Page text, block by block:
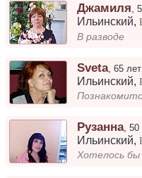
Джамиля,
Ильинский,
В разводе
Sveta,65 лет
Ильинский,
Рузанна,50
Ильинский,
Хотелось